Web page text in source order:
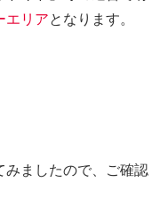
エリアとなります。
ましたので、ご確認